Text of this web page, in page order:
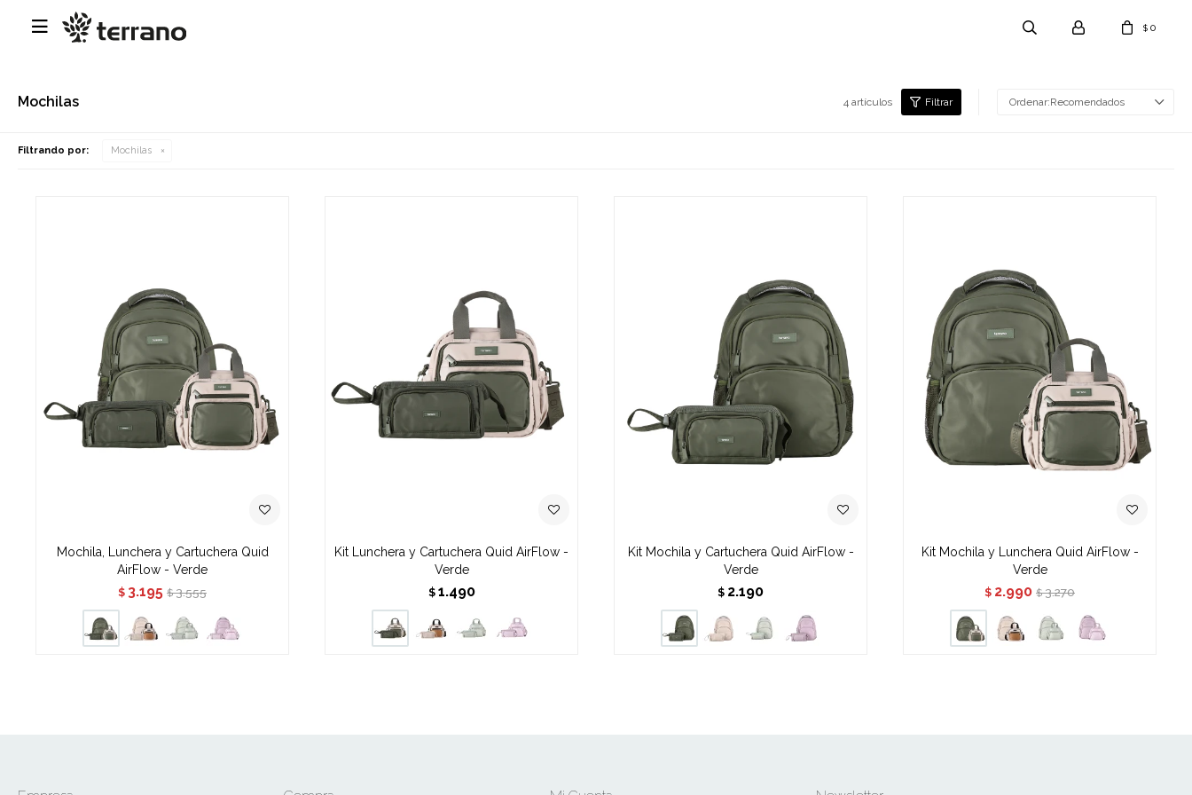
$ 0

Mochilas 4 artículos Recomendados
Filtrando por: Mochilas
Mochila, Lunchera y Cartuchera Quid
AirFlow - Verde
$ 3.195 $ 3.555
Kit Lunchera y Cartuchera Quid AirFlow -
Verde
$ 1.490
Kit Mochila y Cartuchera Quid AirFlow -
Verde
$ 2.190
Kit Mochila y Lunchera Quid AirFlow -
Verde
$ 2.990 $ 3.270